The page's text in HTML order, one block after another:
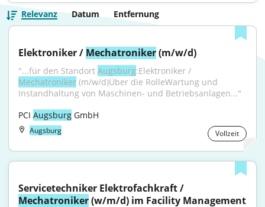
Relevanz Datum Entfernung
Elektroniker / Mechatroniker (m/w/d)
"...für den Standort Augsburg
Mechatroniker (m/w/d)Über die RolleWartung und
Instandhaltung von Maschinen- und Betriebsanlagen..."
PCI Augsburg GmbH
Augsburg Vollzeit
Mechatroniker (w/m/d) im Facility Management